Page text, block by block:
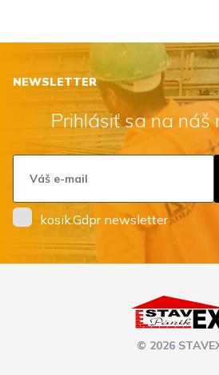
NEWSLETTER
Prihlásiť sa na
kosik.Gdpr newsletter
© 2026